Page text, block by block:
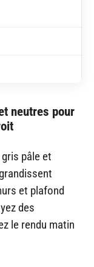
neutres pour
pâle et
et plafond
des
le rendu matin